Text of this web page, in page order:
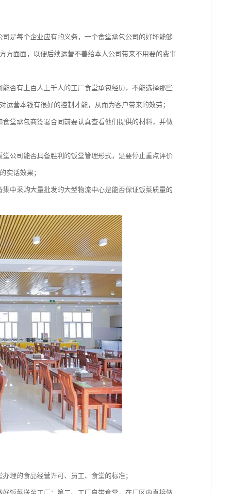
是每个企业应有的义务，一个食堂承包公司的好坏能够
方面面，以便后续运营不善给本人公司带来不用要的费事
否有上百人上千人的工厂食堂承包经历，不能选择那些
营本钱有很好的控制才能，从而为客户带来的效劳；
堂承包商签署合同前要认真查看他们提供的材料，并做
公司能否具备胜利的饭堂管理形式，是要停止重点评价
实话效果；
中采购大量批发的大型物流中心是能否保证饭菜质量的
理的食品经营许可、员工、食堂的标准；